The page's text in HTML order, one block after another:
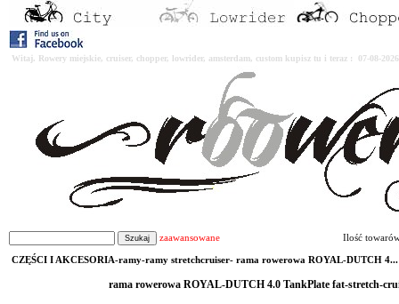
Witaj. Rowery miejskie, cruiser, chopper, lowrider, amsterdam, custom kupisz tu i teraz : 07-08-
zaawansowane Ilość
CZĘŚCI I AKCESORIA-ramy-ramy stretchcruiser- rama rowerowa ROYAL-DUTCH 4...
rama rowerowa ROYAL-DUTCH 4.0 TankPlate fat-stretch-